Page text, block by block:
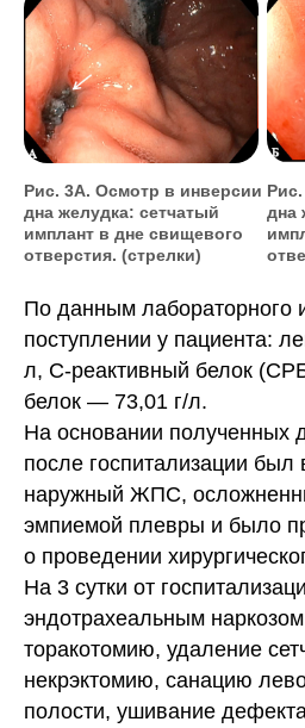
Рис. 3А. Осмотр в инверсии
дна желудка: сетчатый
имплант в дне свищевого
отверстия. (стрелки)
дна
По данным лабораторного
поступлении у пациента:
л, С-реактивный белок
белок — 73,01 г/л.
На основании полученных
после госпитализации был
наружный ЖПС,
эмпиемой плевры и было
о проведении
На 3 сутки от
эндотрахеальным
торакотомию, удаление
некрэктомию, санацию
полости, ушивание